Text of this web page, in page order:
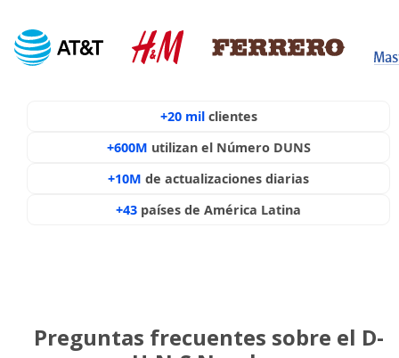
+20 milclientes
+600M utilizan el Número DUNS
+10M de actualizaciones diarias
+43 países de América Latina
Preguntas frecuentes sobre el D-